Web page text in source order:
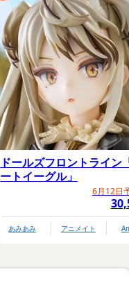
ドールズフロントライン
ートイーグル」
6月12日
あみあみ アニメイト